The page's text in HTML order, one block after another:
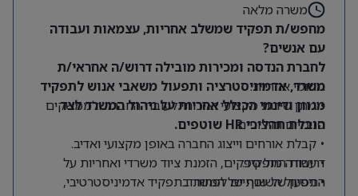
משרה מלאה
מחפש/ת תפקיד שמשלב אחריות, עצמאות ועבודה
עם אנשים?
לחברת הנדסה ומכירות מובילה דרוש/ה אחראי/ת
משרד, אדמיניסטרציה ותפעול משאבי אנוש לתפקיד
מגוון ודינמי הכולל אחריות על ניהול המשרד לצד
הובלת תהליכי HR שוטפים.
תחומי אחריות:
• מתן שירות מקצועי ואיכותי לעובדי החברה ולממשקים
פנימיים וחיצוניים.
• קבלת אורחים וייצוג החברה באופן מקצועי ואדיב.
• עבודה מול ספקים, הזמנת ציוד משרדי ואחריות על
התפעול השוטף של המשרד.
דרישות התפקיד:
• ניסיון של שנתיים לפחות בתפקיד אדמיניסטרטיבי,